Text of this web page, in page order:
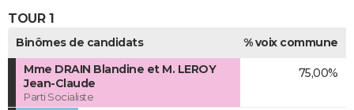
TOUR 1
Binômes de candidats
% voix commune
Mme DRAIN Blandine et M. LEROY
Jean-Claude
Parti Socialiste
75,00%